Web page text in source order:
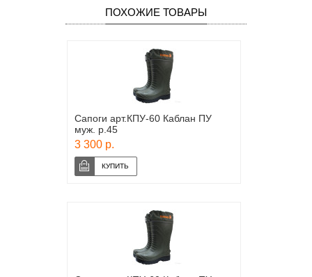
ПОХОЖИЕ ТОВАРЫ
Сапоги арт.КПУ-60 Каблан ПУ
муж. р.45
3 300 р.